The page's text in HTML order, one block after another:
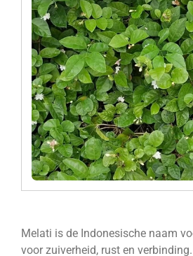
Melati is de Indonesische naam
voor zuiverheid, rust en